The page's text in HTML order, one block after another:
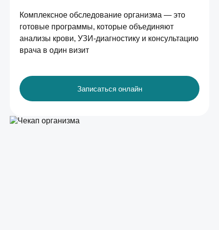
Комплексное обследование организма — это
готовые программы, которые объединяют
анализы крови, УЗИ-диагностику и консультацию
врача в один визит
Записаться онлайн